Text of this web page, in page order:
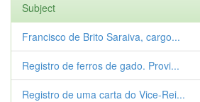
Subject
Francisco de Brito Saraiva, cargo...
Registro de ferros de gado. Provi...
Registro de uma carta do Vice-Rei...